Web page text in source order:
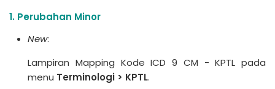
1. Perubahan Minor
New:
Lampiran Mapping Kode ICD 9 CM - KPTL pada
menu Terminologi > KPTL.